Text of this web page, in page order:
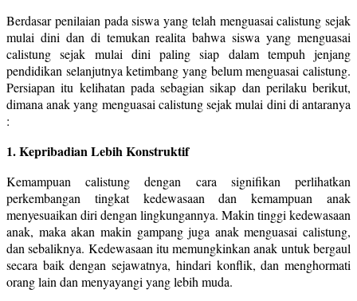
Berdasar penilaian pada siswa yang telah menguasai calistung sejak
mulai dini dan di temukan realita bahwa siswa yang menguasai
calistung sejak mulai dini paling siap dalam tempuh jenjang
pendidikan selanjutnya ketimbang yang belum menguasai calistung.
Persiapan itu kelihatan pada sebagian sikap dan perilaku berikut,
dimana anak yang menguasai calistung sejak mulai dini di antaranya
:
1. Kepribadian Lebih Konstruktif
Kemampuan calistung dengan cara signifikan perlihatkan
perkembangan tingkat kedewasaan dan kemampuan anak
menyesuaikan diri dengan lingkungannya. Makin tinggi kedewasaan
anak, maka akan makin gampang juga anak menguasai calistung,
dan sebaliknya. Kedewasaan itu memungkinkan anak untuk bergaul
secara baik dengan sejawatnya, hindari konflik, dan menghormati
orang lain dan menyayangi yang lebih muda.